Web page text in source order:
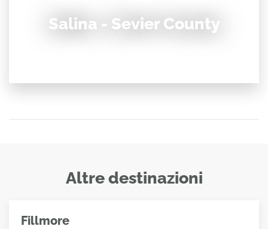
Salina - Sevier County
Altre destinazioni
Fillmore